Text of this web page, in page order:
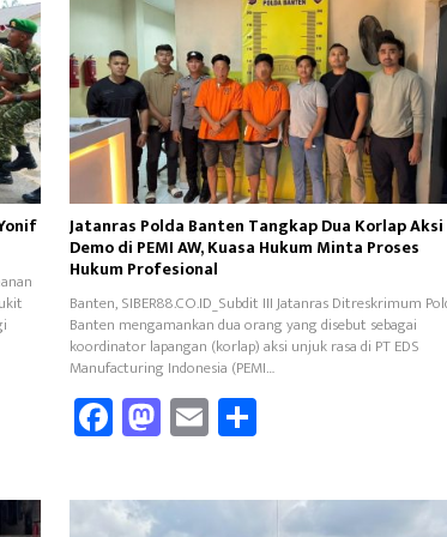
Jatanras Polda Banten Tangkap Dua Korlap Aksi
Demo di PEMI AW, Kuasa Hukum Minta Proses
Hukum Profesional
Banten, SIBER88.CO.ID_Subdit III Jatanras Ditreskrimum
Banten mengamankan dua orang yang disebut sebagai
koordinator lapangan (korlap) aksi unjuk rasa di PT EDS
Manufacturing Indonesia (PEMI…
Fa
ce
b
M
as
to
E
m
ail
Sh
ar
e